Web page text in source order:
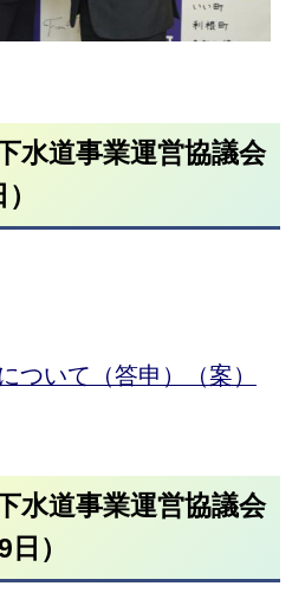
水道事業運営協議会
ついて（答申）（案）
水道事業運営協議会
）